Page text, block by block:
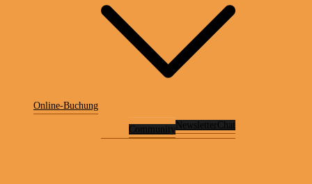
Online-Buchung
Community Newsletter Chat